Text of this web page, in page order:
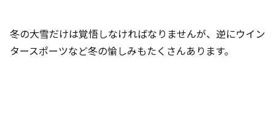
冬の大雪だけは覚悟しなければなりませんが、逆にウイン
タースポーツなど冬の愉しみもたくさんあります。